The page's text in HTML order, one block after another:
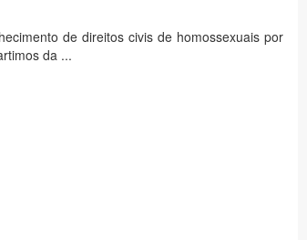
de direitos civis de homossexuais por
da ...